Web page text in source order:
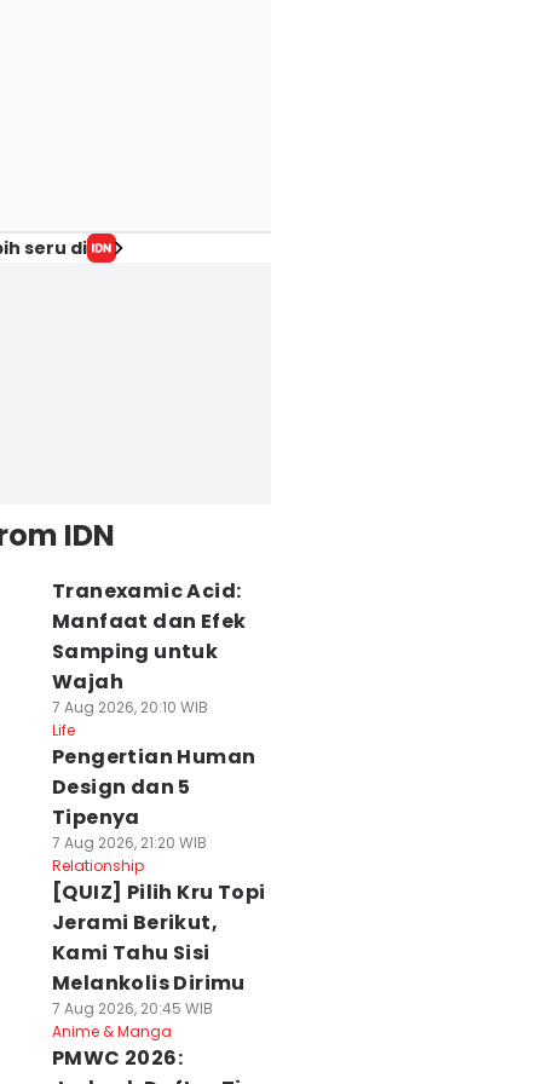
seru di
IDN
Tranexamic Acid:
Manfaat dan Efek
Samping untuk
Wajah
7 Aug 2026, 20:10 WIB
Life
Pengertian Human
Design dan 5
Tipenya
7 Aug 2026, 21:20 WIB
Relationship
[QUIZ] Pilih Kru Topi
Jerami Berikut,
Kami Tahu Sisi
Melankolis Dirimu
7 Aug 2026, 20:45 WIB
Anime & Manga
PMWC 2026: